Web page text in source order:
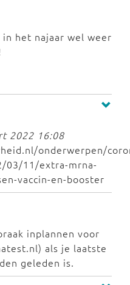
het najaar wel weer
2022 16:08
onderwerpen/
03/11/extra-mrna-
vaccin-en-booster
inplannen voor
als je laatste
geleden is.